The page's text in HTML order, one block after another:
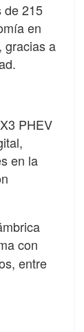
de 215
en
gracias a
PHEV
en la
con
entre